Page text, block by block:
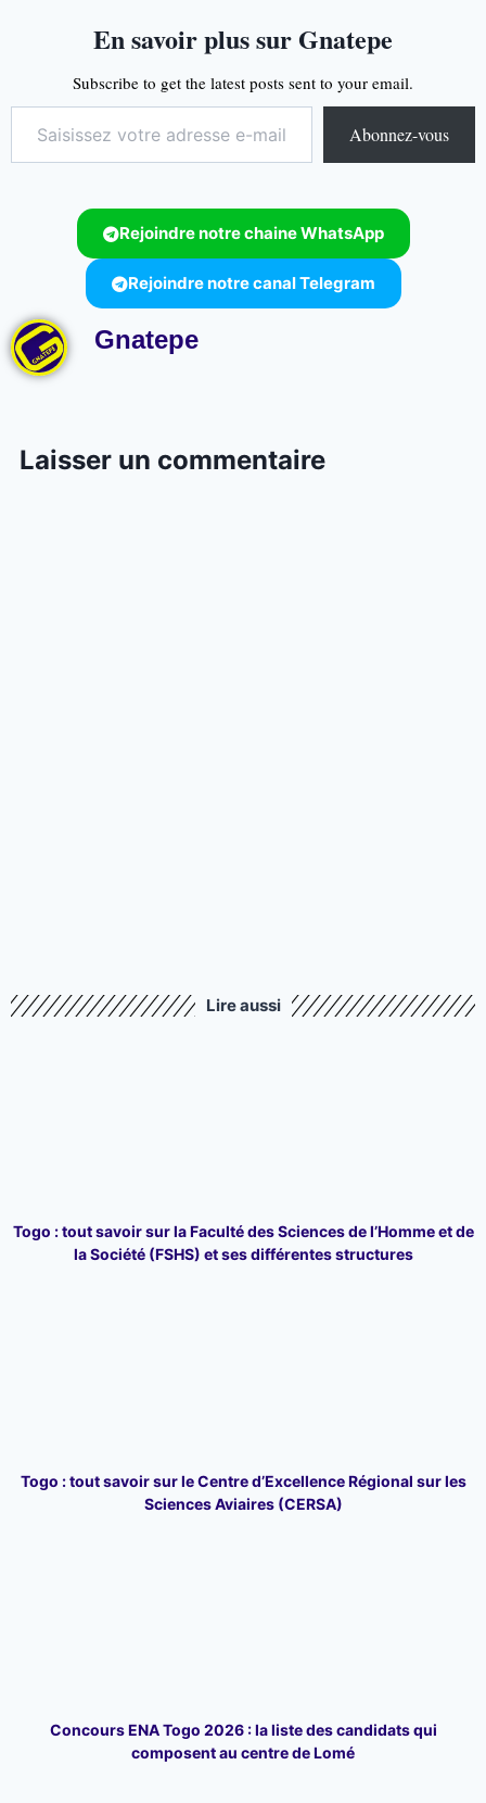
En savoir plus sur Gnatepe
Subscribe to get the latest posts sent to your email.
Abonnez-vous
Rejoindre notre chaine WhatsApp
Rejoindre notre canal Telegram
Gnatepe
Laisser un commentaire
Lire aussi
Togo : tout savoir sur la Faculté des Sciences de l’Homme et de
la Société (FSHS) et ses différentes structures
Togo : tout savoir sur le Centre d’Excellence Régional sur les
Sciences Aviaires (CERSA)
Concours ENA Togo 2026 : la liste des candidats qui
composent au centre de Lomé